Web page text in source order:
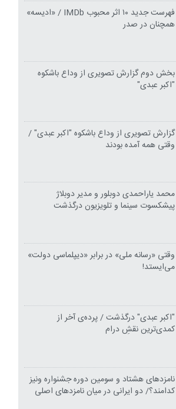
فهرست جدید ۱۰ اثر محبوب IMDb / «ادیسه»
همچنان در صدر
بخش دوم گزارش تصویری از وداع باشکوه
"اکبر عبدی"
گزارش تصویری از وداع باشکوه "اکبر عبدی" /
وقتی همه آمده بودند
محمد یاراحمدی دوبلور و مدیر دوبلاژ
پیشکسوت سینما و تلویزیون درگذشت
وقتی «رسانه ملی» در برابر «دیپلماسی دولت»
می‌ایستد!
"اکبر عبدی" درگذشت / پرده‌ی آخر از
کمدی‌ترین نقشِ درام
نامزدهای هشتاد و سومین دوره جشنواره ونیز
کدامند؟/ دو ایرانی در میان نامزدهای اصلی